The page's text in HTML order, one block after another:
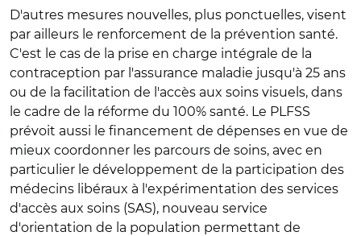
D'autres mesures nouvelles, plus ponctuelles, visent
par ailleurs le renforcement de la prévention santé.
C'est le cas de la prise en charge intégrale de la
contraception par l'assurance maladie jusqu'à 25 ans
ou de la facilitation de l'accès aux soins visuels, dans
le cadre de la réforme du 100% santé. Le PLFSS
prévoit aussi le financement de dépenses en vue de
mieux coordonner les parcours de soins, avec en
particulier le développement de la participation des
médecins libéraux à l'expérimentation des services
d'accès aux soins (SAS), nouveau service
d'orientation de la population permettant de